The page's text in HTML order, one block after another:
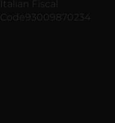
Italian Fiscal
Code93009870234